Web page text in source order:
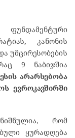
კანონის
უმცირესობების
9 ნაბიჯშია
არარსებობა
ევროკავშირში
რომ
ყურადღება